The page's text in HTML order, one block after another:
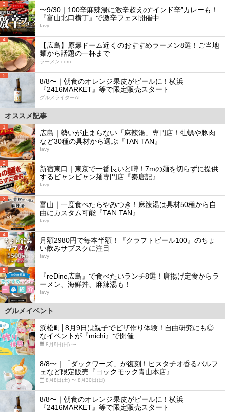
3
〜9/30｜100辛麻辣湯に激辛超えの“インド辛”カレーも！
『富山北口横丁』で激辛フェス開催中
favy
4
【広島】原爆ドーム近くのおすすめラーメン8選！ご当地
麺から話題の一杯まで
ラーメン.com
5
8/8〜｜朝食のオレンジ果皮がビールに！横浜
『2416MARKET』等で限定販売スタート
グルメライターAI
オススメ記事
1
広島｜勢いが止まらない「麻辣湯」専門店！牡蠣や豚肉
など30種の具材から選ぶ『TAN TAN』
favy
2
新宿東口｜東京で一番長いと噂！7mの麺を切らずに提供
するビャンビャン麺専門店『秦唐記』
favy
3
富山｜一度食べたらやみつき！麻辣湯は具材50種から自
由にカスタム可能『TAN TAN』
favy
4
月額2980円で毎本半額！『クラフトビール100』のちょ
い飲みサブスクに注目
favy
5
『reDine広島』で食べたいランチ8選！唐揚げ定食からラ
ーメン、海鮮丼、麻辣湯も！
favy
グルメイベント
浜松町│8月9日は親子でピザ作り体験！自由研究にも◎
なイベントが『michi』で開催
8月9日(日) 〜
8/8〜｜「ダックワーズ」が復刻！ピスタチオ香るパルフ
ェなど限定販売『ヨックモック青山本店』
8月8日(土) 〜 8月30日(日)
8/8〜｜朝食のオレンジ果皮がビールに！横浜
『2416MARKET』等で限定販売スタート